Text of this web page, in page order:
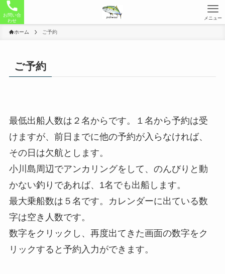
お問い合
わせ
メニュー
ホーム ご予約
ご予約
最低出船人数は２名からです。１名から予約は受
けますが、前日までに他の予約が入らなければ、
その日は欠航とします。
小川島周辺でアンカリングをして、のんびりと動
かない釣りであれば、1名でも出船します。
最大乗船数は５名です。カレンダーに出ている数
字は空き人数です。
数字をクリックし、再度出てきた画面の数字をク
リックすると予約入力ができます。